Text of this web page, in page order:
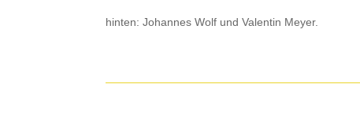
hinten: Johannes Wolf und Valentin Meyer.